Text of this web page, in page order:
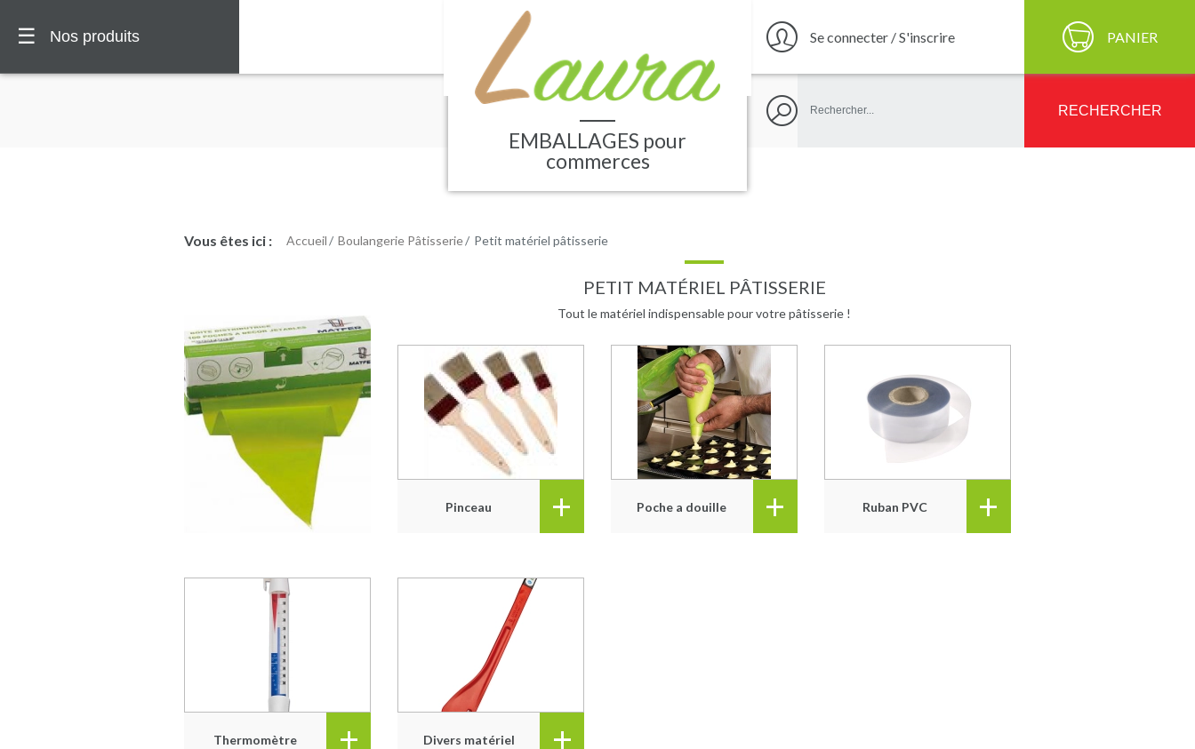
☰ Nos produits
EMBALLAGES pour
commerces
PANIER
Se connecter / S'inscrire
sur
le
RECHERCHER
🏠
Vous êtes ici : Accueil Boulangerie Pâtisserie Petit matériel pâtisserie
PETIT MATÉRIEL PÂTISSERIE
Tout le matériel indispensable pour votre pâtisserie !
Pinceau + Poche a douille + Ruban PVC +
Thermomètre + Divers matériel +